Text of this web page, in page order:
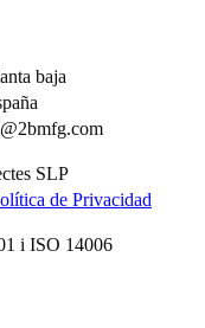
baja
SLP
de Privacidad
i ISO 14006